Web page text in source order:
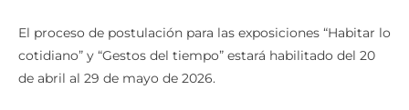
El proceso de postulación para las exposiciones “Habitar lo
cotidiano” y “Gestos del tiempo” estará habilitado del 20
de abril al 29 de mayo de 2026.